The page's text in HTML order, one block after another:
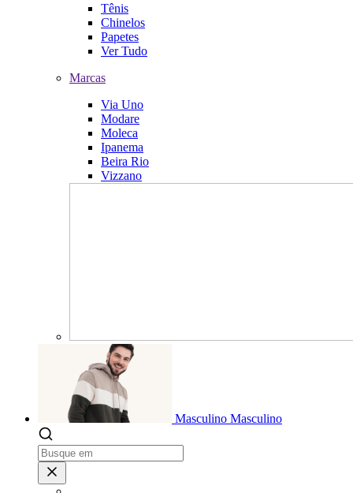
Tênis
Chinelos
Papetes
Ver Tudo
Marcas
Via Uno
Modare
Moleca
Ipanema
Beira Rio
Vizzano
Masculino Masculino